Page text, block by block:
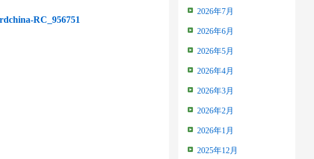
RC_956751
2026年7月
2026年6月
2026年5月
2026年4月
2026年3月
2026年2月
2026年1月
2025年12月